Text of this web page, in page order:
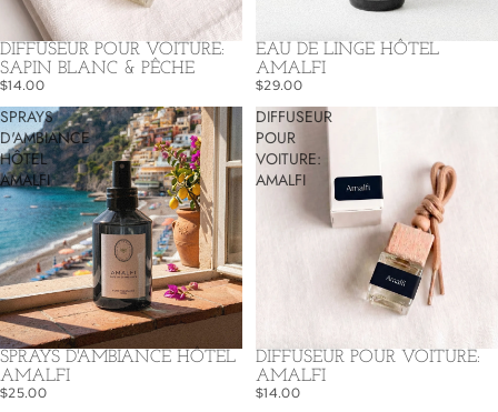
DIFFUSEUR POUR VOITURE:
SAPIN BLANC & PÊCHE
$14.00
EAU DE LINGE HÔTEL
AMALFI
$29.00
SPRAYS
D'AMBIANCE
HÔTEL
AMALFI
SPRAYS D'AMBIANCE HÔTEL
AMALFI
$25.00
DIFFUSEUR
POUR
VOITURE:
AMALFI
DIFFUSEUR POUR VOITURE:
AMALFI
$14.00